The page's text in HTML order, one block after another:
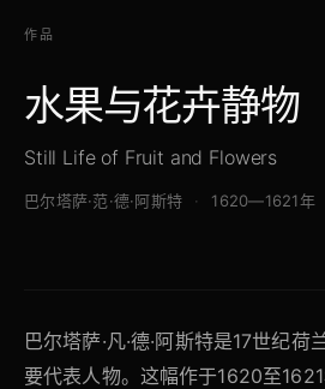
作品
水果与花卉静物
Still Life of Fruit and Flowers
巴尔塔萨·范·德·阿斯特 1620—1621年
巴尔塔萨·凡·德·阿斯特是17世纪
要代表人物。这幅作于1620至